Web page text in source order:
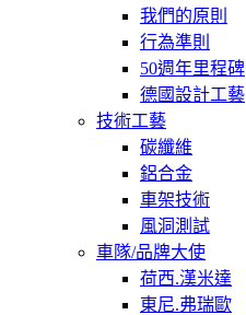
我們的原則
行為準則
50週年里程碑
德國設計工藝
技術工藝
碳纖維
鋁合金
車架技術
風洞測試
車隊/品牌大使
荷西.漢米達
東尼.弗瑞歐